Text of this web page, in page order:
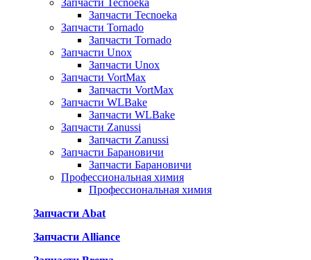
Запчасти Tecnoeka
Запчасти Tecnoeka
Запчасти Tornado
Запчасти Tornado
Запчасти Unox
Запчасти Unox
Запчасти VortMax
Запчасти VortMax
Запчасти WLBake
Запчасти WLBake
Запчасти Zanussi
Запчасти Zanussi
Запчасти Барановичи
Запчасти Барановичи
Профессиональная химия
Профессиональная химия
Запчасти Abat
Запчасти Alliance